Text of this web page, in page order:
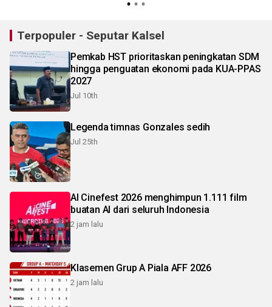
Terpopuler - Seputar Kalsel
Pemkab HST prioritaskan peningkatan SDM
hingga penguatan ekonomi pada KUA-PPAS
2027
Jul 10th
Legenda timnas Gonzales sedih
Jul 25th
AI Cinefest 2026 menghimpun 1.111 film
buatan AI dari seluruh Indonesia
2 jam lalu
Klasemen Grup A Piala AFF 2026
2 jam lalu